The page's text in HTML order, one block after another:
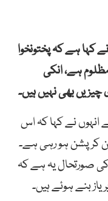
کہا ہے کہ پختونخوا
ہے، انکی
چیزیں بھی نہیں ہیں۔
نے کہا کہ اس
کرپشن ہو رہی ہے۔
کی صورتحال یہ ہے کہ
بنے ہوئے ہیں۔